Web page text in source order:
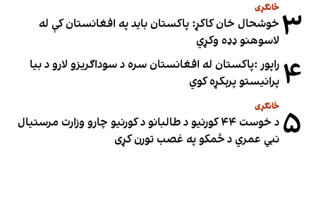
۳ ځانګړی
خوشحال خان کاکړ: پاکستان بايد په افغانستان کې له
لاسوهنو ډډه وکړي
۴ راپور :پاکستان له افغانستان سره د سوداګریزو لارو د بیا
پرانیستو پرېکړه کوي
۵ ځانګړی
د خوست ۴۴ کورنیو د طالبانو د کورنیو چارو وزارت مرستیال
نبي عمري د ځمکو په غصب تورن کړی